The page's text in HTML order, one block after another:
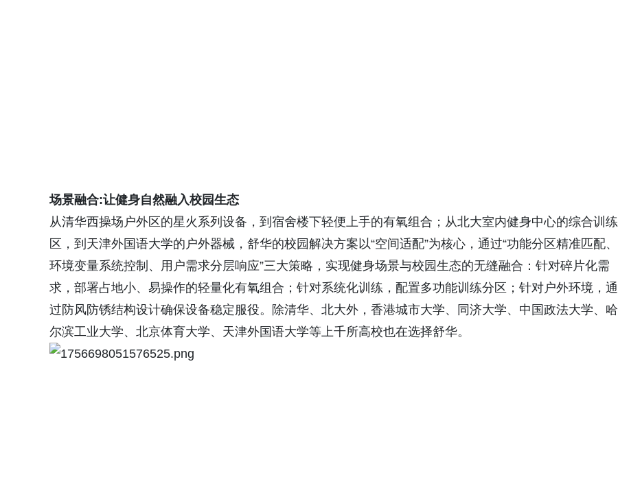
场景融合:让健身自然融入校园生态
从清华西操场户外区的星火系列设备，到宿舍楼下轻便上手的有氧组合；从北大室内健身中心的综合训练
区，到天津外国语大学的户外器械，舒华的校园解决方案以“空间适配”为核心，通过“功能分区精准匹配、
环境变量系统控制、用户需求分层响应”三大策略，实现健身场景与校园生态的无缝融合：针对碎片化需
求，部署占地小、易操作的轻量化有氧组合；针对系统化训练，配置多功能训练分区；针对户外环境，通
过防风防锈结构设计确保设备稳定服役。除清华、北大外，香港城市大学、同济大学、中国政法大学、哈
尔滨工业大学、北京体育大学、天津外国语大学等上千所高校也在选择舒华。